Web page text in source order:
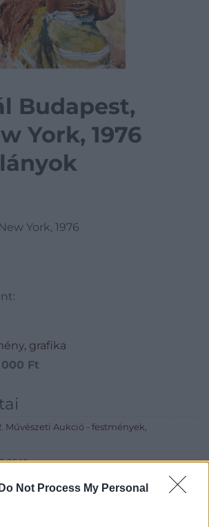
Do Not Process My Personal
Budapest,
York, 1976
York, 1976
grafika
Ft
Művészeti Aukció - festmények,
Központ (1124 Budapest, Csörsz